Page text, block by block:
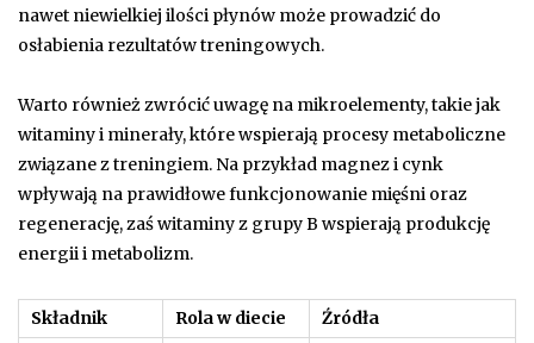
nawet niewielkiej ilości płynów może prowadzić do
osłabienia rezultatów treningowych.
Warto również zwrócić uwagę na mikroelementy, takie jak
witaminy i minerały, które wspierają procesy metaboliczne
związane z treningiem. Na przykład magnez i cynk
wpływają na prawidłowe funkcjonowanie mięśni oraz
regenerację, zaś witaminy z grupy B wspierają produkcję
energii i metabolizm.
Składnik Rola w diecie Źródła